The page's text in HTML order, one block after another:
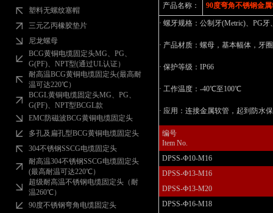
塑料无螺纹塞帽
三元乙丙橡胶垫片
尼龙螺母
BCG黄铜电缆固定头MG、PG、
G(PF)、NPT型(通过UL认证）
耐高温BCG黄铜电缆固定头(最高耐
温可达220℃）
BCGL黄铜电缆固定头MG、PG、
G(PF)、NPT型BCGL款
EMC防磁波BCG黄铜电缆固定头
多孔及扁孔型BCG黄铜电缆固定头
304不锈钢SSCG电缆固定头
耐高温304不锈钢SSCG电缆固定头
(最高耐温可达220℃）
超级耐高温不锈钢电缆固定头（耐
温260℃）
90度不锈钢弯角电缆固定头
产品名称： 90度弯角不锈钢金
· 螺牙规格：公制牙(Metric)、PG牙
· 产品材质：螺母，基本幅体，牙
· 保护等级：IP66
· 工作温度：-40℃至100℃
· 应用：连接金属软管，起到防水
编号
Item No.
DPSS-Ф10-M16
DPSS-Ф13-M16
DPSS-Ф13-M20
DPSS-Ф16-M18